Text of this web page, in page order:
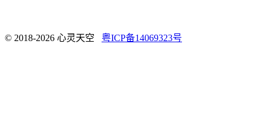
© 2018-2026 心灵天空 粤ICP备14069323号